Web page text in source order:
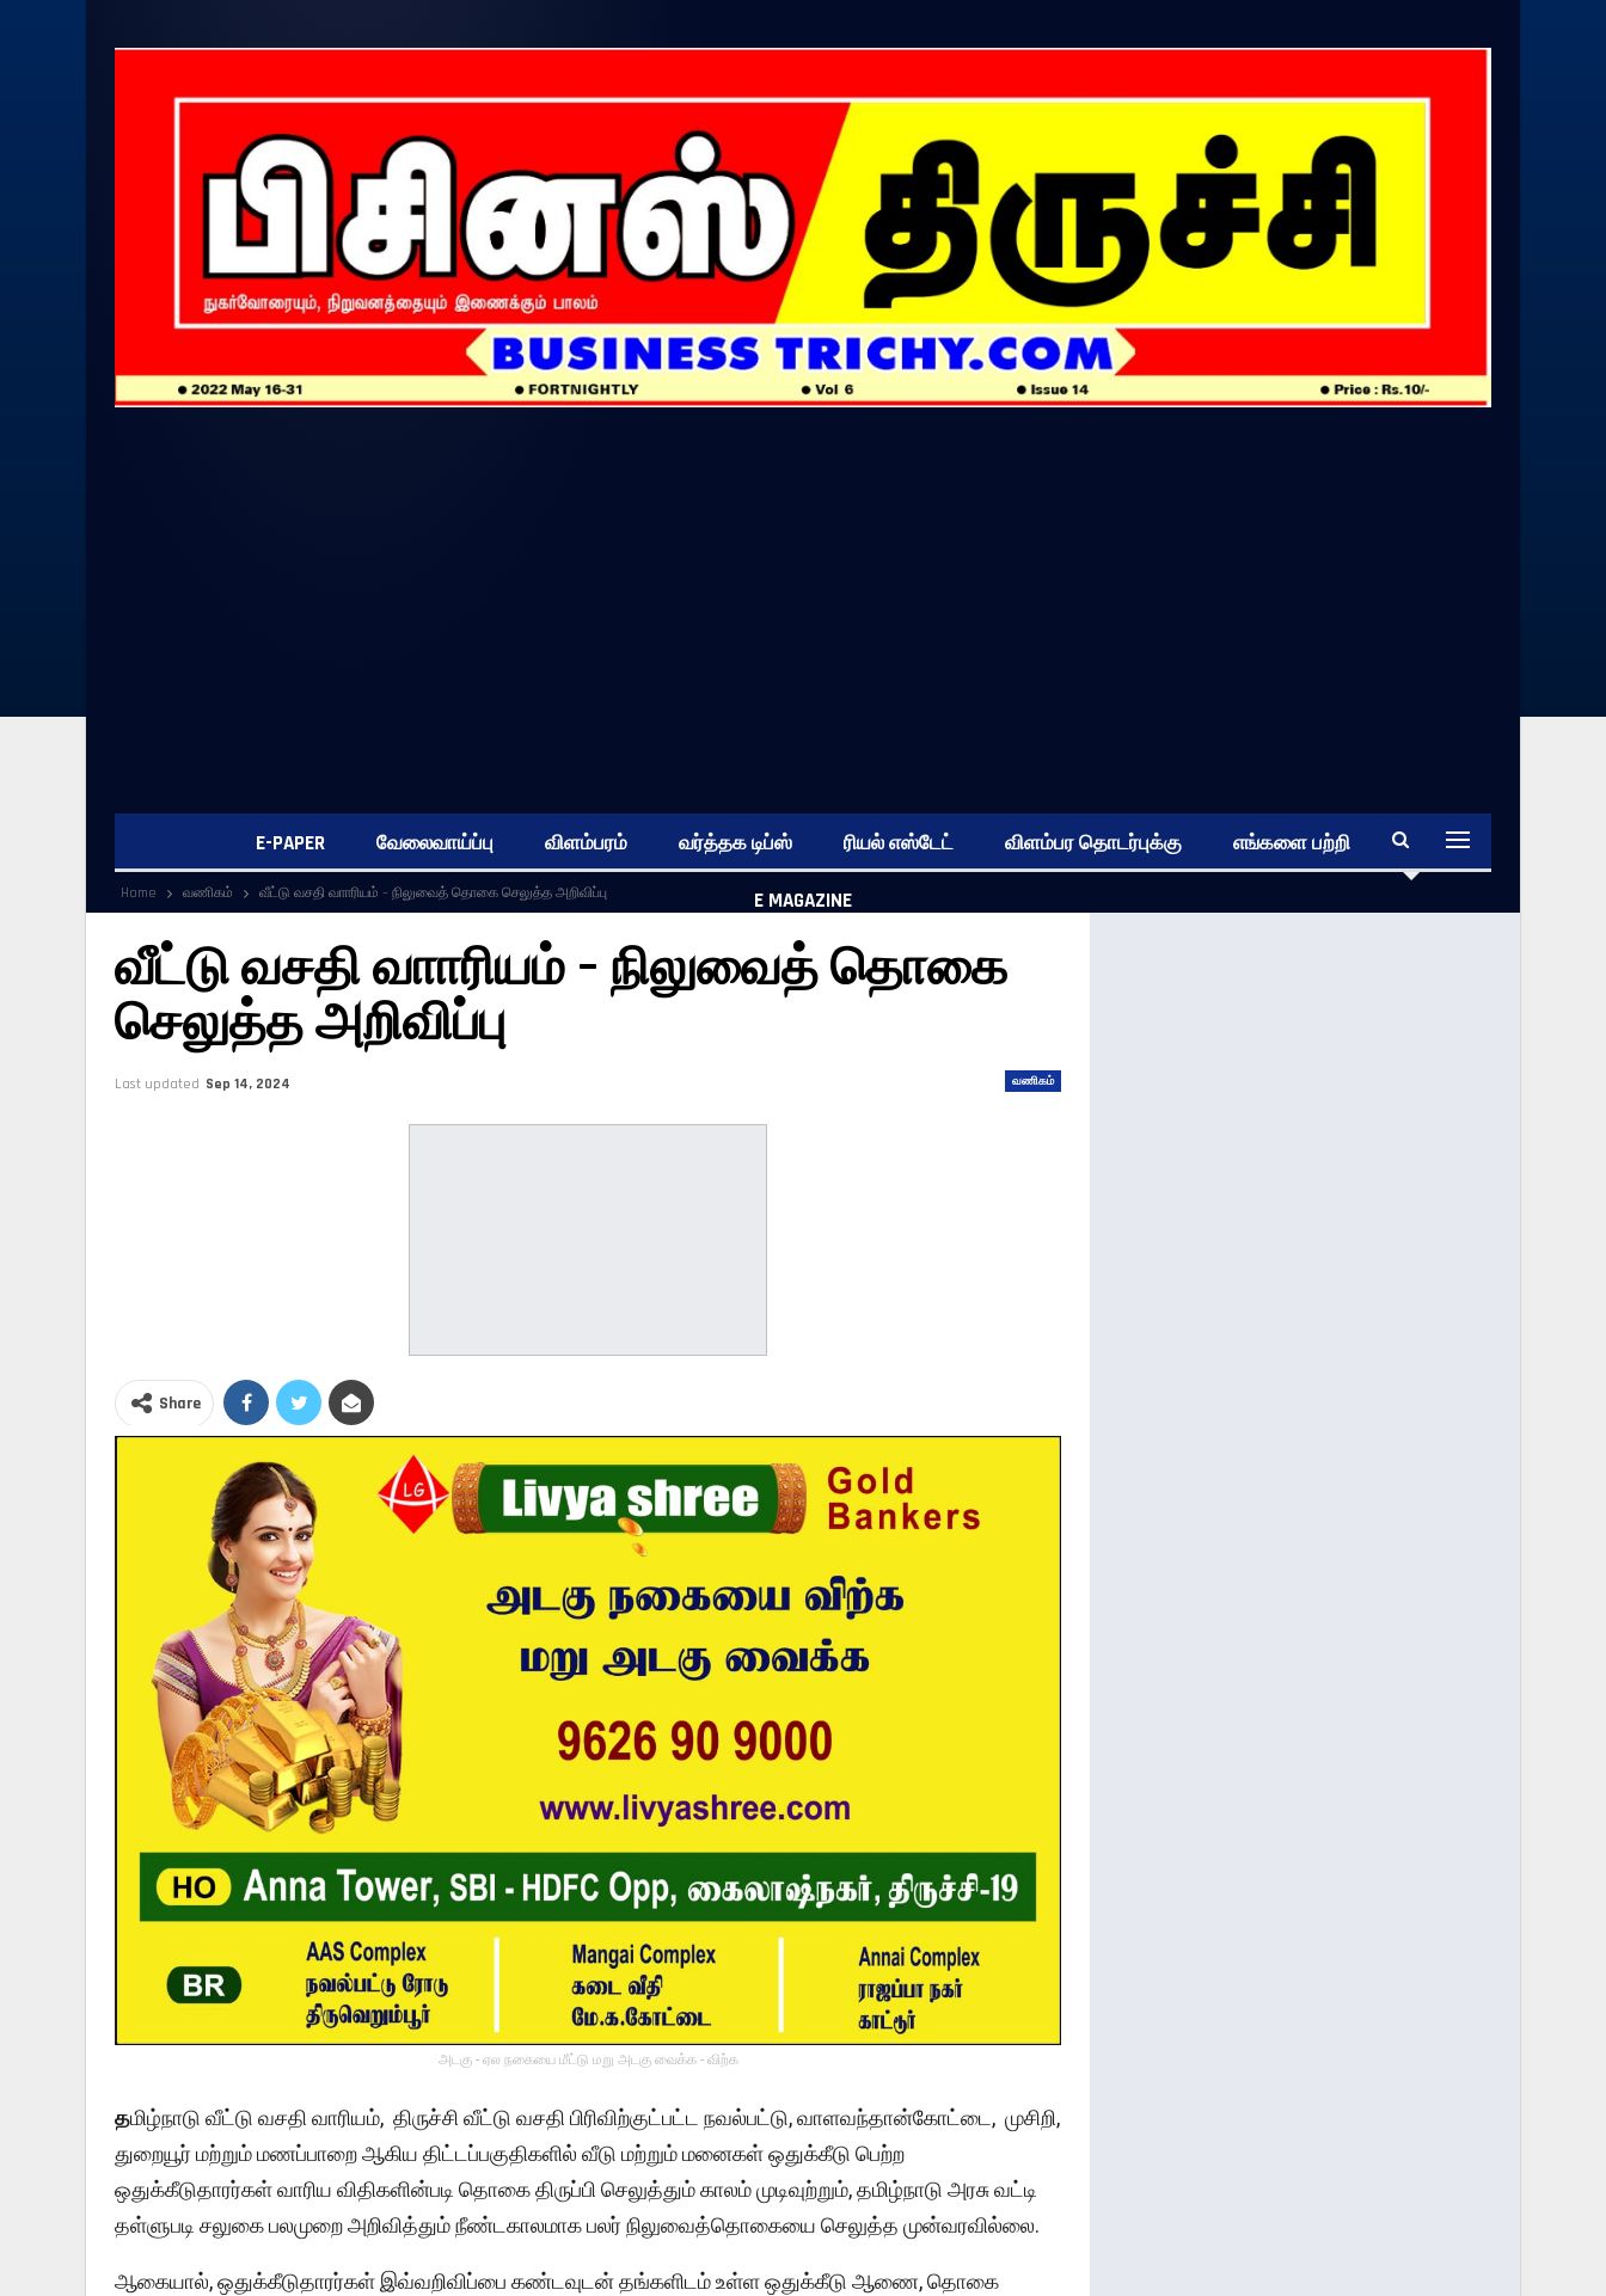
E-PAPER வேலைவாய்ப்பு விளம்பரம் வர்த்தக டிப்ஸ் ரியல் எஸ்டேட் விளம்பர தொடர்புக்கு எங்களை பற்றி
E MAGAZINE
Home வணிகம் வீட்டு வசதி வாாரியம் – நிலுவைத் தொகை செலுத்த அறிவிப்பு
வீட்டு வசதி வாாரியம் – நிலுவைத் தொகை
செலுத்த அறிவிப்பு
வணிகம்
Last updated Sep 14, 2024
Share
அடகு - ஏல நகையை மீட்டு மறு அடகு வைக்க - விற்க
தமிழ்நாடு வீட்டு வசதி வாரியம், திருச்சி வீட்டு வசதி பிரிவிற்குட்பட்ட நவல்பட்டு, வாளவந்தான்கோட்டை, முசிறி,
துறையூர் மற்றும் மணப்பாறை ஆகிய திட்டப்பகுதிகளில் வீடு மற்றும் மனைகள் ஒதுக்கீடு பெற்ற
ஒதுக்கீடுதாரர்கள் வாரிய விதிகளின்படி தொகை திருப்பி செலுத்தும் காலம் முடிவுற்றும், தமிழ்நாடு அரசு வட்டி
தள்ளுபடி சலுகை பலமுறை அறிவித்தும் நீண்டகாலமாக பலர் நிலுவைத்தொகையை செலுத்த முன்வரவில்லை.
ஆகையால், ஒதுக்கீடுதாரர்கள் இவ்வறிவிப்பை கண்டவுடன் தங்களிடம் உள்ள ஒதுக்கீடு ஆணை, தொகை